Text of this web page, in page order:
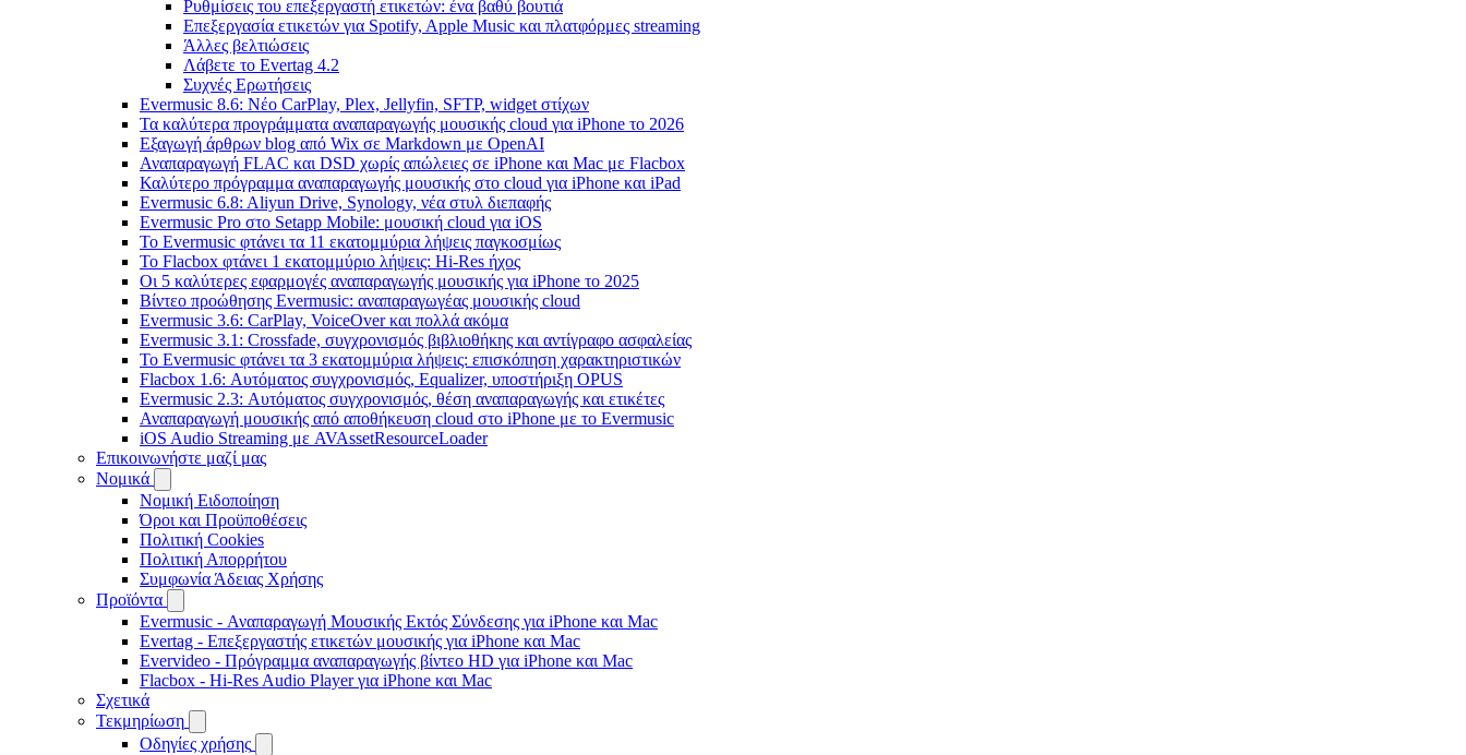
Ρυθμίσεις του επεξεργαστή ετικετών: ένα βαθύ βουτιά
Επεξεργασία ετικετών για Spotify, Apple Music και πλατφόρμες streaming
Άλλες βελτιώσεις
Λάβετε το Evertag 4.2
Συχνές Ερωτήσεις
Evermusic 8.6: Νέο CarPlay, Plex, Jellyfin, SFTP, widget στίχων
Τα καλύτερα προγράμματα αναπαραγωγής μουσικής cloud για iPhone το 2026
Εξαγωγή άρθρων blog από Wix σε Markdown με OpenAI
Αναπαραγωγή FLAC και DSD χωρίς απώλειες σε iPhone και Mac με Flacbox
Καλύτερο πρόγραμμα αναπαραγωγής μουσικής στο cloud για iPhone και iPad
Evermusic 6.8: Aliyun Drive, Synology, νέα στυλ διεπαφής
Evermusic Pro στο Setapp Mobile: μουσική cloud για iOS
Το Evermusic φτάνει τα 11 εκατομμύρια λήψεις παγκοσμίως
Το Flacbox φτάνει 1 εκατομμύριο λήψεις: Hi-Res ήχος
Οι 5 καλύτερες εφαρμογές αναπαραγωγής μουσικής για iPhone το 2025
Βίντεο προώθησης Evermusic: αναπαραγωγέας μουσικής cloud
Evermusic 3.6: CarPlay, VoiceOver και πολλά ακόμα
Evermusic 3.1: Crossfade, συγχρονισμός βιβλιοθήκης και αντίγραφο ασφαλείας
Το Evermusic φτάνει τα 3 εκατομμύρια λήψεις: επισκόπηση χαρακτηριστικών
Flacbox 1.6: Αυτόματος συγχρονισμός, Equalizer, υποστήριξη OPUS
Evermusic 2.3: Αυτόματος συγχρονισμός, θέση αναπαραγωγής και ετικέτες
Αναπαραγωγή μουσικής από αποθήκευση cloud στο iPhone με το Evermusic
iOS Audio Streaming με AVAssetResourceLoader
Επικοινωνήστε μαζί μας
Νομικά
Νομική Ειδοποίηση
Όροι και Προϋποθέσεις
Πολιτική Cookies
Πολιτική Απορρήτου
Συμφωνία Άδειας Χρήσης
Προϊόντα
Evermusic - Αναπαραγωγή Μουσικής Εκτός Σύνδεσης για iPhone και Mac
Evertag - Επεξεργαστής ετικετών μουσικής για iPhone και Mac
Evervideo - Πρόγραμμα αναπαραγωγής βίντεο HD για iPhone και Mac
Flacbox - Hi-Res Audio Player για iPhone και Mac
Σχετικά
Τεκμηρίωση
Οδηγίες χρήσης